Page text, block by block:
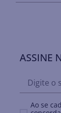
ASSINE
Ao se